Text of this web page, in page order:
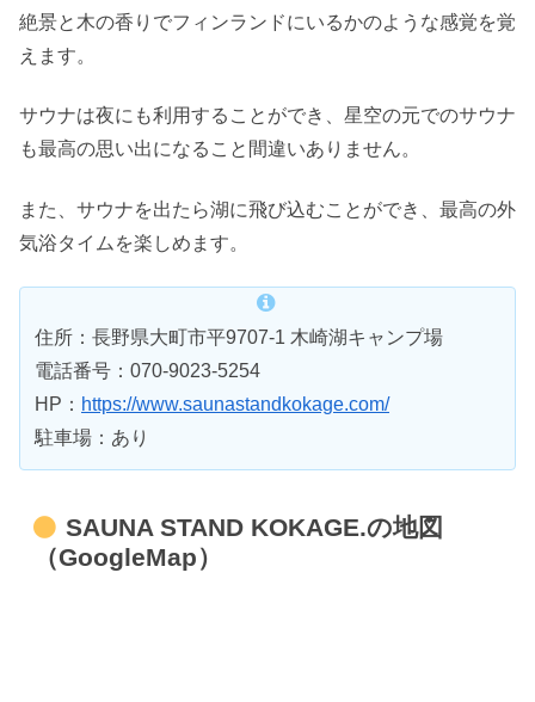
絶景と木の香りでフィンランドにいるかのような感覚を覚
えます。
サウナは夜にも利用することができ、星空の元でのサウナ
も最高の思い出になること間違いありません。
また、サウナを出たら湖に飛び込むことができ、最高の外
気浴タイムを楽しめます。
住所：長野県大町市平9707-1 木崎湖キャンプ場
電話番号：070-9023-5254
HP： https://www.saunastandkokage.com/
駐車場：あり
SAUNA STAND KOKAGE.の地図
（GoogleMap）